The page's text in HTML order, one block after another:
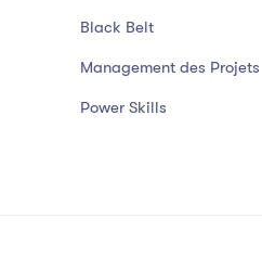
Black Belt
Management des Projets
Power Skills